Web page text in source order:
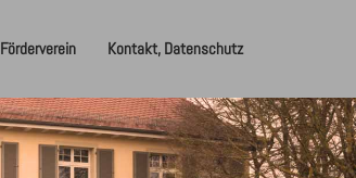
Förderverein Kontakt, Datenschutz